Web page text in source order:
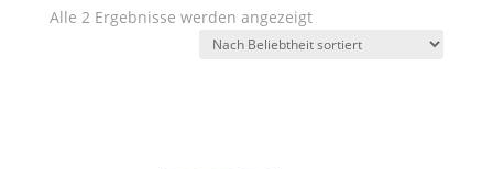
Alle 2 Ergebnisse werden angezeigtNach
Beliebtheit